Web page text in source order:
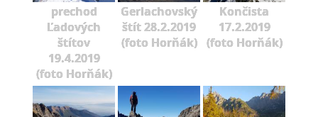
prechod
Ľadových
štítov
19.4.2019
(foto Horňák)
Gerlachovský
štít 28.2.2019
(foto Horňák)
Končista
17.2.2019
(foto Horňák)